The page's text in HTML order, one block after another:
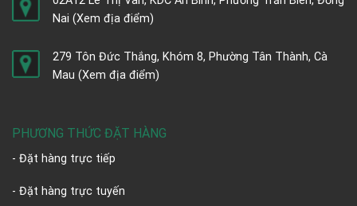
Nai (Xem địa điểm)
279 Tôn Đức Thắng, Khóm 8, Phường Tân Thành, Cà
Mau (Xem địa điểm)
PHƯƠNG THỨC ĐẶT HÀNG
- Đặt hàng trực tiếp
- Đặt hàng trực tuyến